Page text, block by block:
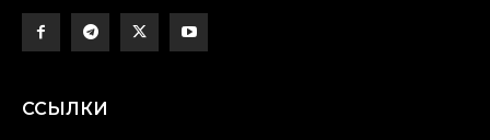
ССЫЛКИ